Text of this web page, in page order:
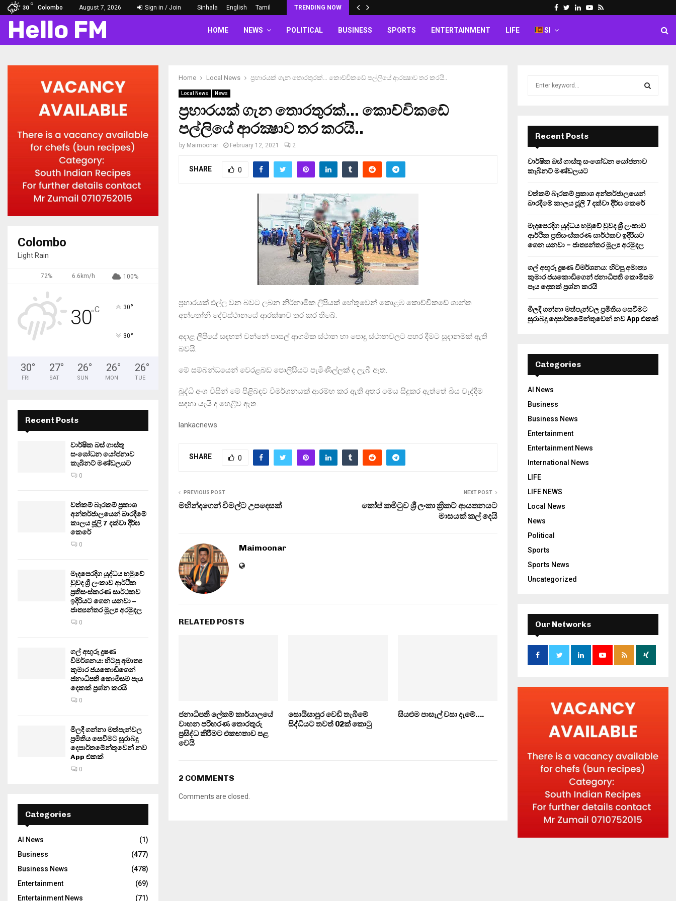
30
C
Colombo August 7, 2026 Sign in / Join Sinhala English Tamil TRENDING NOW Facebook
Twitter
LinkedinYoutube
Rss
Hello FM HOME NEWS POLITICAL BUSINESS SPORTS ENTERTAINMENT LIFE SI
Home Local News ප‍්‍රහාරයක් ගැන තොරතුරක්… කොච්චිකඩේ පල්ලියේ ආරක්‍ෂාව තර කරයි..
Local News News
ප‍්‍රහාරයක් ගැන තොරතුරක්… කොච්චිකඩේ
පල්ලියේ ආරක්‍ෂාව තර කරයි..
by Maimoonar February 12, 2021 2
SHARE 0
ප්‍රහාරයක් එල්ල වන බවට ලබන නිර්නාමික ලිපියක් හේතුවෙන් කොළඹ කොච්චිකඩේ ශාන්ත
අන්තෝනි දේවස්ථානයේ ආරක්ෂාව තර කර තිබේ.
අදාළ ලිපියේ සඳහන් වන්නේ පාසල් ආගමික ස්ථාන හා පොදු ස්ථානවලට පහර දීමට සූදානමක් ඇති
බවයි.
මේ සම්බන්ධයෙන් වෙරළබඩ පොලිසියට පැමිණිල්ලක් ද ලැබී ඇත.
බුද්ධි අංශ විසින් මේ පිළිබඳව විමර්ශනයක් ආරම්භ කර ඇති අතර මෙය සිදුකර ඇත්තේ බිය වැද්දීම
සඳහා යැයි ද හෙළිව ඇත.
lankacnews
SHARE 0
PREVIOUS POST
මහින්දගෙන් විමල්ට උපදෙසක්
NEXT POST
කෝප් කමිටුව ශ්‍රී ලංකා ක්‍රිකට් ආයතනයට
මාසයක් කල් දෙයි
Maimoonar
RELATED POSTS
ජනාධිපති ලේකම් කාර්යාලයේ
වාහන පරිහරණ තොරතුරු
ප්‍රසිද්ධ කිරීමට එකඟතාව පළ
වෙයි
සොයිසාපුර වෙඩි තැබීමේ
සිද්ධියට තවත් 02ක් කොටු
සියළුම පාසැල් වසා දැමේ….
2 COMMENTS
Comments are closed.
Colombo
Light Rain
72% 6.6km/h 100%
30°C 30°
30°
30°
FRI
27°
SAT
26°
SUN
26°
MON
26°
TUE
Recent Posts
වාර්ෂික බස් ගාස්තු
සංශෝධන යෝජනාව
කැබිනට් මණ්ඩලයට
0
වත්කම් බැරකම් ප්‍රකාශ
අන්තර්ජාලයෙන් බාරදීමේ
කාලය ජූලි 7 දක්වා දීර්ඝ
කෙරේ
0
මැදපෙරදිග යුද්ධය හමුවේ
වුවද ශ්‍රී ලංකාව ආර්ථික
ප්‍රතිසංස්කරණ සාර්ථකව
ඉදිරියට ගෙන යනවා –
ජාත්‍යන්තර මූල්‍ය අරමුදල
0
ගල් අඟුරු දූෂණ
විමර්ශනය: හිටපු අමාත්‍ය
කුමාර ජයකොඩිගෙන්
ජනාධිපති කොමිසම පැය
දෙකක් ප්‍රශ්න කරයි
0
මිලදී ගන්නා මත්පැන්වල
ප්‍රමිතිය සෙවීමට සුරාබදු
දෙපාර්තමේන්තුවෙන් නව
App එකක්
0
Categories
AI News
(1)
Business
(477)
Business News
(478)
Entertainment
(69)
Entertainment News
(71)
r
:
E
A
R
H
Recent Posts
වාර්ෂික බස් ගාස්තු සංශෝධන යෝජනාව
කැබිනට් මණ්ඩලයට
වත්කම් බැරකම් ප්‍රකාශ අන්තර්ජාලයෙන්
බාරදීමේ කාලය ජූලි 7 දක්වා දීර්ඝ කෙරේ
මැදපෙරදිග යුද්ධය හමුවේ වුවද ශ්‍රී ලංකාව
ආර්ථික ප්‍රතිසංස්කරණ සාර්ථකව ඉදිරියට
ගෙන යනවා – ජාත්‍යන්තර මූල්‍ය අරමුදල
ගල් අඟුරු දූෂණ විමර්ශනය: හිටපු අමාත්‍ය
කුමාර ජයකොඩිගෙන් ජනාධිපති කොමිසම
පැය දෙකක් ප්‍රශ්න කරයි
මිලදී ගන්නා මත්පැන්වල ප්‍රමිතිය සෙවීමට
සුරාබදු දෙපාර්තමේන්තුවෙන් නව App එකක්
Categories
AI News
Business
Business News
Entertainment
Entertainment News
International News
LIFE
LIFE NEWS
Local News
News
Political
Sports
Sports News
Uncategorized
Our Networks